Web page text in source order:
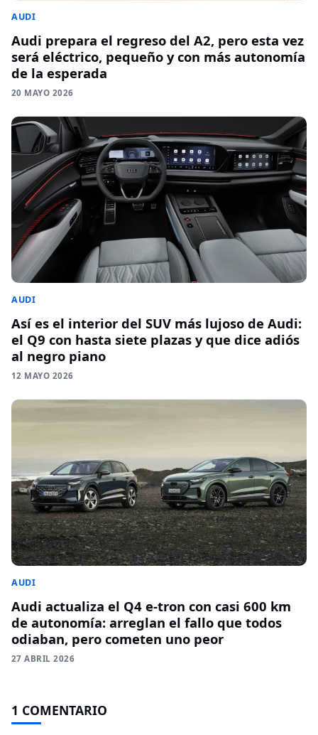
AUDI
Audi prepara el regreso del A2, pero esta vez
será eléctrico, pequeño y con más autonomía
de la esperada
20 MAYO 2026
AUDI
Así es el interior del SUV más lujoso de Audi:
el Q9 con hasta siete plazas y que dice adiós
al negro piano
12 MAYO 2026
AUDI
Audi actualiza el Q4 e-tron con casi 600 km
de autonomía: arreglan el fallo que todos
odiaban, pero cometen uno peor
27 ABRIL 2026
1 COMENTARIO